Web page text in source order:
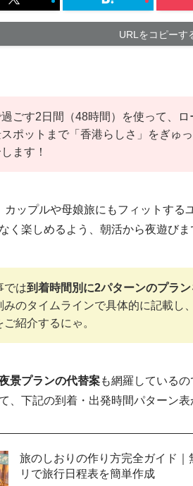
URLをコピーす
ごす2日間（48時間）を使って、
ポットまで「香港らしさ」をぎゅ
ます！
カップルや母娘旅にもフィットする
く楽しめるよう、朝活から夜遊びま
では到着時間別に2パターンのプラン
みのタイムラインで具体的に記載し
ご紹介するにゃ。
景プランの代替案も網羅している
、下記の到着・出発時間パターン
旅のしおりの作り方完全ガイド
リで旅行日程表を簡単作成